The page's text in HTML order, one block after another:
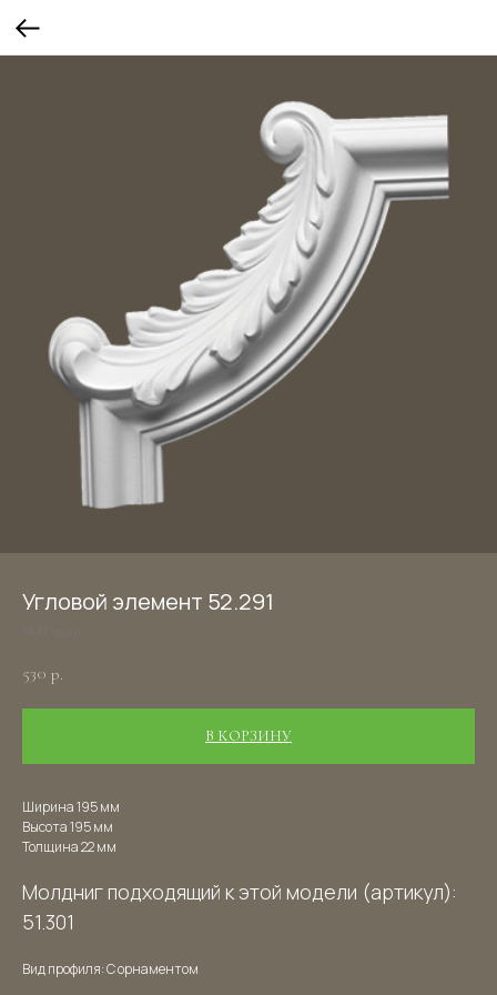
Угловой элемент 52.291
530 р.
В КОРЗИНУ
Ширина 195 мм
Высота 195 мм
Толщина 22 мм
Молдниг подходящий к этой модели (артикул):
51.301
Вид профиля: С орнаментом